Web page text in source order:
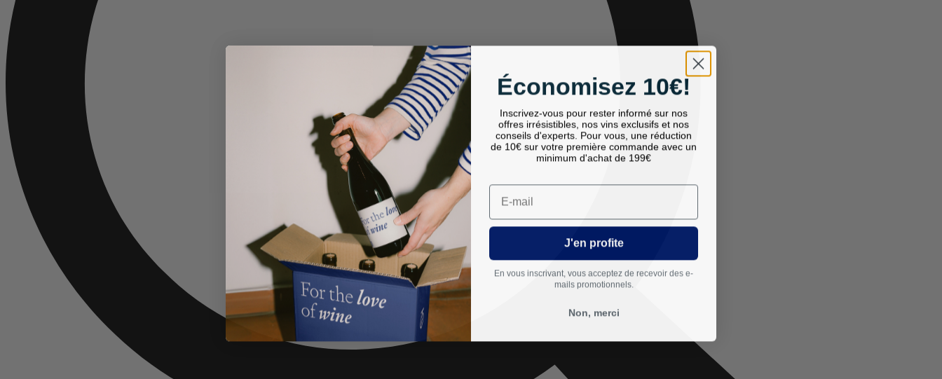
Économisez 10€!
Inscrivez-vous pour rester informé sur nos
offres irrésistibles, nos vins exclusifs et nos
conseils d'experts. Pour vous, une réduction
de 10€ sur votre première commande avec un
minimum d'achat de 199€
Email
J'en profite
En vous inscrivant, vous acceptez de recevoir des e-
mails promotionnels.
Non, merci